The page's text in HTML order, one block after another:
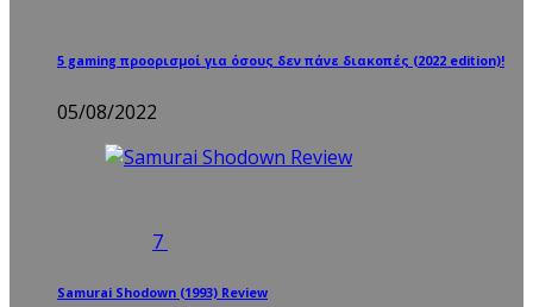
5 gaming προορισμοί για όσους δεν πάνε διακοπές (2022 edition)!
05/08/2022
7
Samurai Shodown (1993) Review